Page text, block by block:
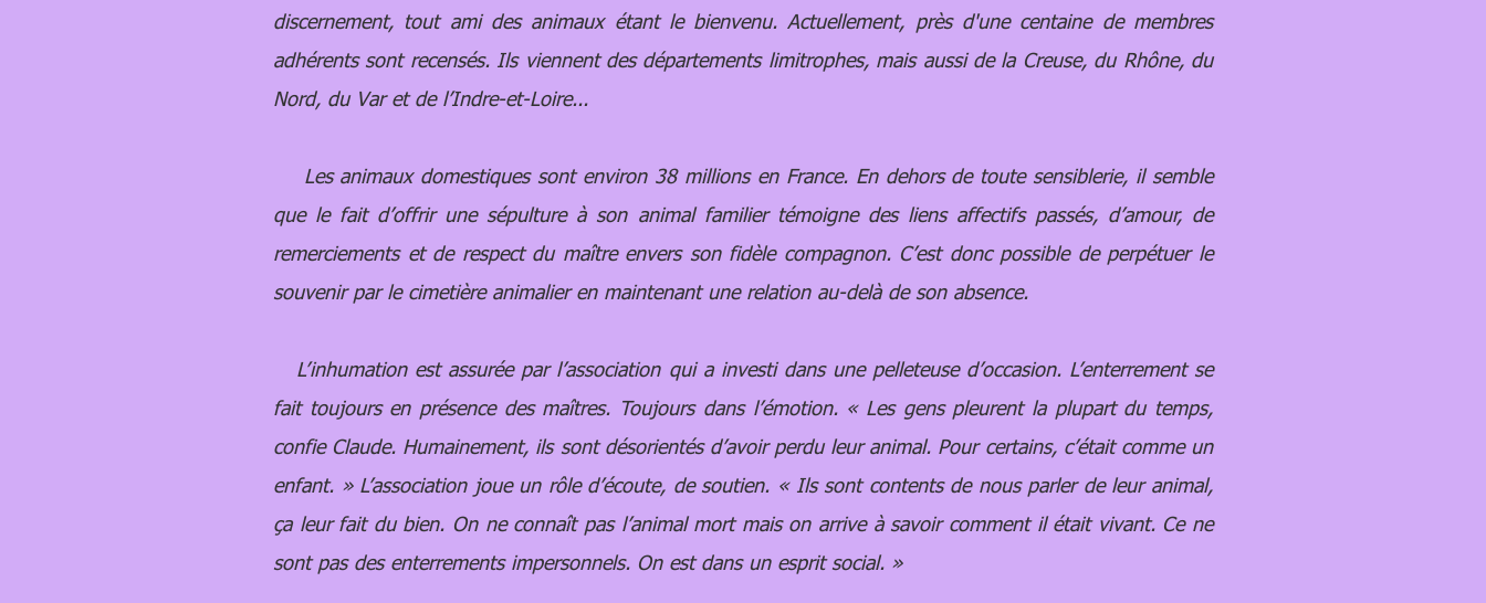
discernement, tout ami des animaux étant le bienvenu. Actuellement, près d'une centaine de membres
adhérents sont recensés. Ils viennent des départements limitrophes, mais aussi de la Creuse, du Rhône, du
Nord, du Var et de l’Indre-et-Loire...
Les animaux domestiques sont environ 38 millions en France. En dehors de toute sensiblerie, il semble
que le fait d’offrir une sépulture à son animal familier témoigne des liens affectifs passés, d’amour, de
remerciements et de respect du maître envers son fidèle compagnon. C’est donc possible de perpétuer le
souvenir par le cimetière animalier en maintenant une relation au-delà de son absence.
L’inhumation est assurée par l’association qui a investi dans une pelleteuse d’occasion. L’enterrement se
fait toujours en présence des maîtres. Toujours dans l’émotion. « Les gens pleurent la plupart du temps,
confie Claude. Humainement, ils sont désorientés d’avoir perdu leur animal. Pour certains, c’était comme un
enfant. » L’association joue un rôle d’écoute, de soutien. « Ils sont contents de nous parler de leur animal,
ça leur fait du bien. On ne connaît pas l’animal mort mais on arrive à savoir comment il était vivant. Ce ne
sont pas des enterrements impersonnels. On est dans un esprit social. »